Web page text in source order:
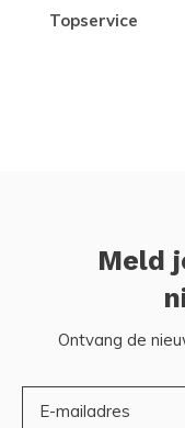
topservice
Meld
Ontvang de